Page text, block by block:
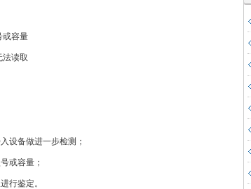
容量
读取
备做进一步检测；
或容量；
鉴定。